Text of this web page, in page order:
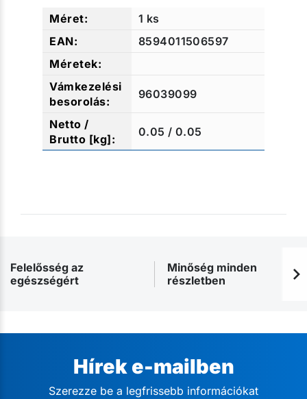
1 ks
8594011506597
96039099
0.05 / 0.05
Felelősség az
egészségért
Minőség minden
részletben
Hírek e-mailben
Szerezze be a legfrissebb információkat